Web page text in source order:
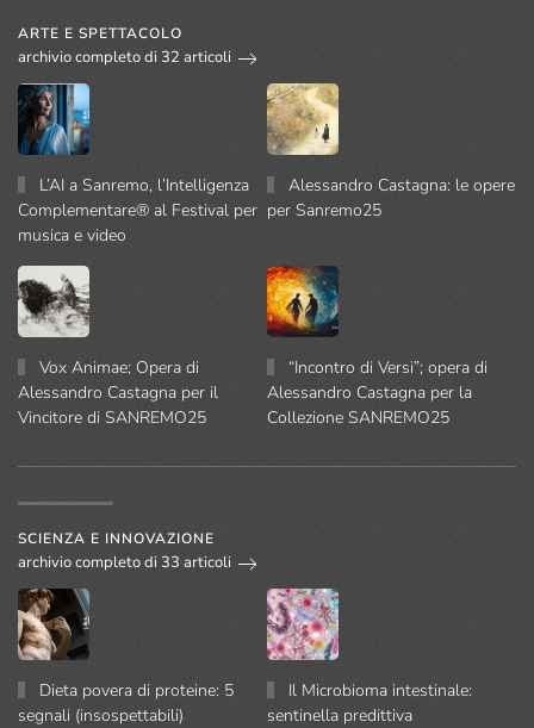
ARTE E SPETTACOLO
archivio completo di 32 articoli
L’AI a Sanremo, l’Intelligenza
Complementare® al Festival per
musica e video
Alessandro Castagna: le opere
per Sanremo25
Vox Animae; Opera di
Alessandro Castagna per il
Vincitore di SANREMO25
“Incontro di Versi”; opera di
Alessandro Castagna per la
Collezione SANREMO25
SCIENZA E INNOVAZIONE
archivio completo di 33 articoli
Dieta povera di proteine: 5
segnali (insospettabili)
Il Microbioma intestinale:
sentinella predittiva